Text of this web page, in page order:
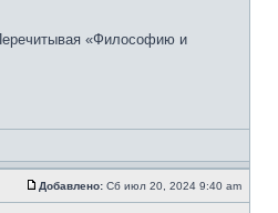
«Философию и
Добавлено: Сб июл 20, 2024 9:40 am